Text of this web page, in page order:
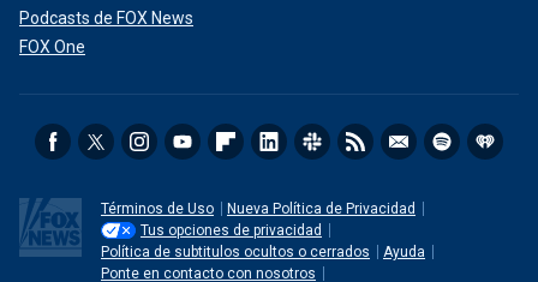
Podcasts de FOX News
FOX One
Términos de Uso
Nueva Política de Privacidad
Tus opciones de privacidad
Política de subtitulos ocultos o cerrados
Ayuda
Ponte en contacto con nosotros